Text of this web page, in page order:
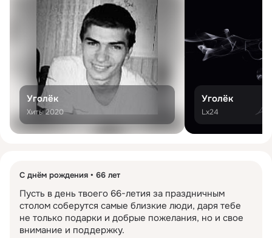
Уголёк
Хиты 2020
Уголёк
Lx24
С днём рождения 66 лет
Пусть в день твоего 66-летия за праздничным
столом соберутся самые близкие люди, даря тебе
не только подарки и добрые пожелания, но и свое
внимание и поддержку.